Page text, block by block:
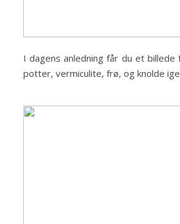
I dagens anledning får du et
potter, vermiculite, frø, og knolde